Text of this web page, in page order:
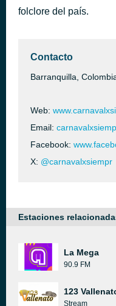
folclore del país.
Contacto
Barranquilla,
Web:
Email:
Facebook:
X: @carnavalxsiempr
Estaciones
La Mega
90.9 FM
123
Stream